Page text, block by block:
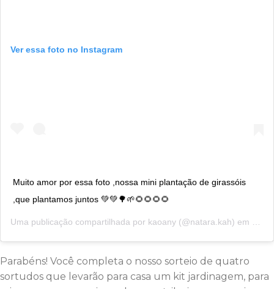
Ver essa foto no Instagram
Muito amor por essa foto ,nossa mini plantação de girassóis
,que plantamos juntos 💚💚🌳🌱🌻🌻🌻🌻
Uma publicação compartilhada por kaoany (@natara.kah) em 9 de
Parabéns! Você completa o nosso sorteio de quatro
sortudos que levarão para casa um kit jardinagem, para